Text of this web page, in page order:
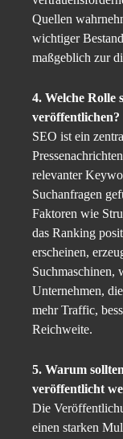
Quellen
wichtiger
maßgeblich zur
4. Welche Rolle
veröffentlichen?
SEO ist ein
relevanter
Suchanfragen
Faktoren wie
das Ranking
erscheinen,
Suchmaschinen,
Unternehmen,
mehr Traffic,
Reichweite.
5. Warum
veröffentlicht
Die
einen starken